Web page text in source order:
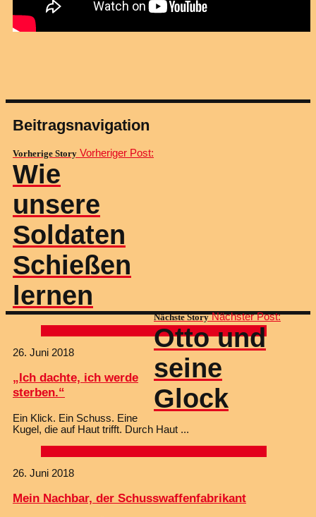
Beitragsnavigation
Vorherige Story Vorheriger Post:
Wie
unsere
Soldaten
Schießen
lernen
Nächste Story Nächster Post:
Otto und
seine
Glock
26. Juni 2018
„Ich dachte, ich werde
sterben.“
Ein Klick. Ein Schuss. Eine
Kugel, die auf Haut trifft. Durch Haut
26. Juni 2018
Mein Nachbar, der Schusswaffenfabrikant